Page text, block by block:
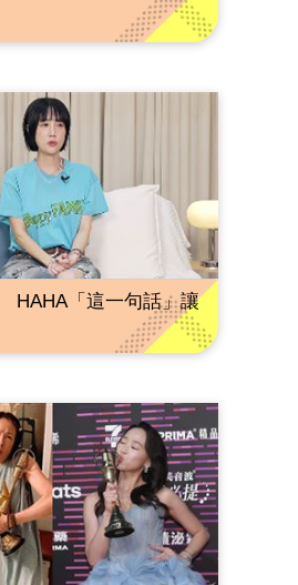
HAHA「這一句話」讓